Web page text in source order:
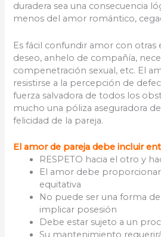
duradera sea una consecuencia
menos del amor romántico,
Es fácil confundir amor con otras
deseo, anhelo de compañía,
compenetración sexual, etc. El
resistirse a la percepción de
fuerza salvadora de todos los
mucho una póliza aseguradora
felicidad de la pareja.
El amor de pareja debe incluir
RESPETO hacia el otro y
El amor debe
equitativa
No puede ser una forma
implicar posesión
Debe estar sujeto a un
Su mantenimiento